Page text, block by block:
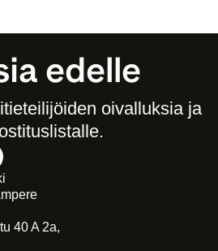
edelle
oivalluksia ja
40 A 2a,